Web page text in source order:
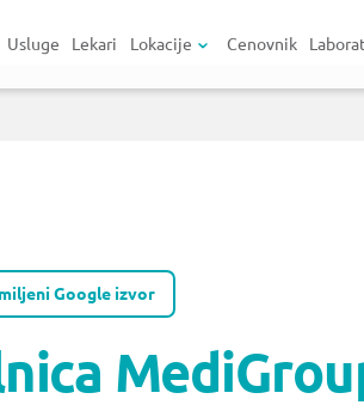
Usluge Lekari Lokacije Cenovnik
Google izvor